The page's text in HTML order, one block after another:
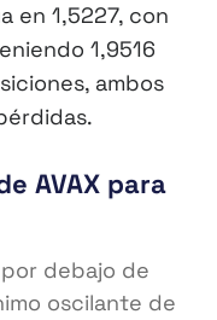
en 1,5227, con
1,9516
ambos
AVAX para
debajo de
oscilante de